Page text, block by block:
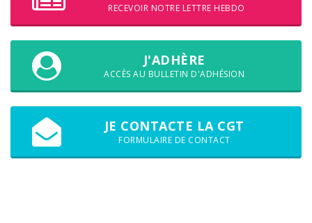
RECEVOIR NOTRE LETTRE HEBDO
J'ADHÈRE
ACCÈS AU BULLETIN D'ADHÉSION
JE CONTACTE LA CGT
FORMULAIRE DE CONTACT